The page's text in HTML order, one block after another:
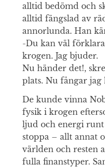
alltid bedömd och
alltid fängslad av
annorlunda. Han
-Du kan väl
krogen. Jag bjuder.
Nu händer det!,
plats. Nu fångar jag
De kunde vinna
fysik i krogen
ljud och energi
stoppa – allt annat
världen och resten
fulla finanstyper.